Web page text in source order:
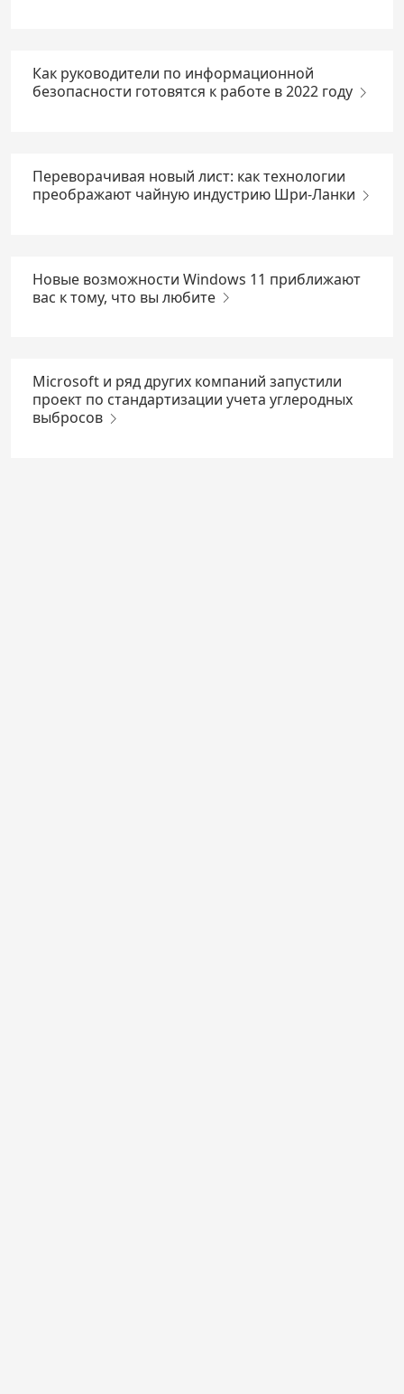
Как руководители по информационной
безопасности готовятся к работе в 2022 году
Переворачивая новый лист: как технологии
преображают чайную индустрию Шри-Ланки
Новые возможности Windows 11 приближают
вас к тому, что вы любите
Microsoft и ряд других компаний запустили
проект по стандартизации учета углеродных
выбросов